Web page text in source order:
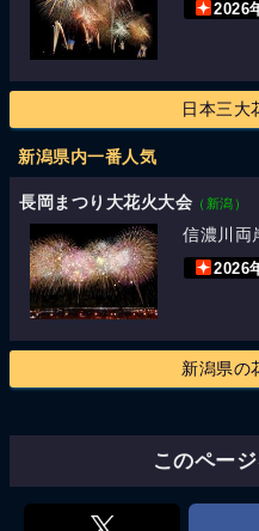
2026
日本三大
新潟県内一番人気
長岡まつり大花火大会 （新潟）
信濃川両
2026
新潟県の
このペー